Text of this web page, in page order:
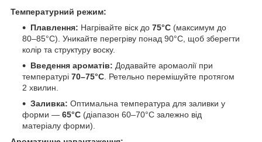
Температурний режим:
Плавлення: Нагрівайте віск до 75°C (максимум до
80–85°C). Уникайте перегріву понад 90°C, щоб зберегти
колір та структуру воску.
Введення ароматів: Додавайте аромаолії при
температурі 70–75°C . Ретельно перемішуйте протягом
2 хвилин.
Заливка: Оптимальна температура для заливки у
форми — 65°C (діапазон 60–70°C залежно від
матеріалу форми).